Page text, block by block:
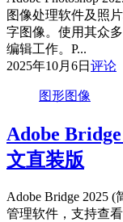
图像处理软件及照
字图像。使用其众
编辑工作。P...
2025年10月6日 评论
图形图像
Adobe Bridge
文直装版
Adobe Bridge 2025
管理软件，支持查